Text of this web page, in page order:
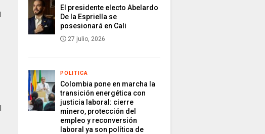
El presidente electo Abelardo
De la Espriella se
posesionará en Cali
27 julio, 2026
POLITICA
Colombia pone en marcha la
transición energética con
justicia laboral: cierre
minero, protección del
empleo y reconversión
laboral ya son política de